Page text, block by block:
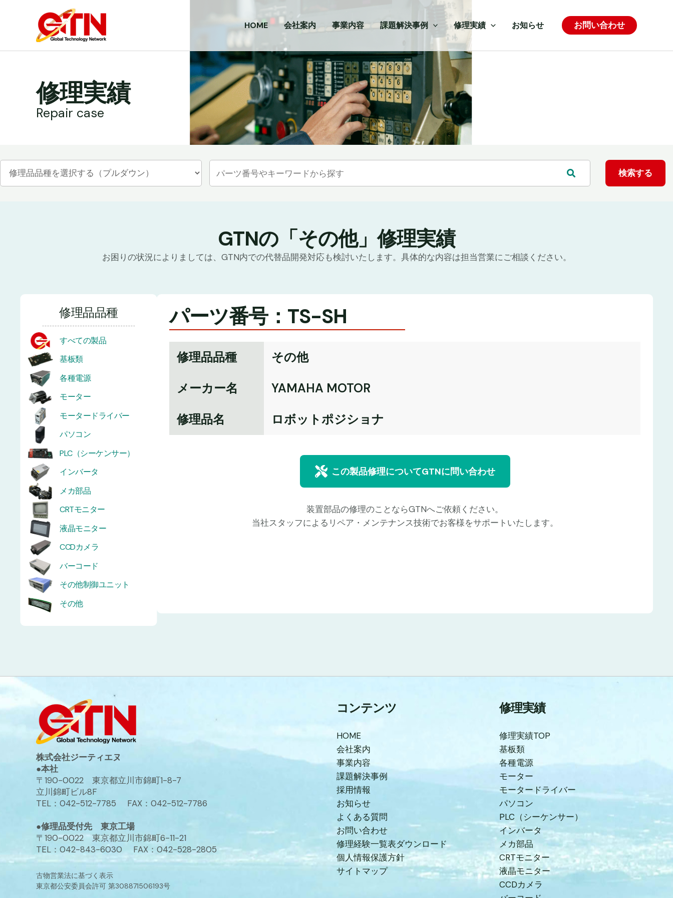
HOME 会社案内 事業内容 課題解決事例 修理実績 お知らせ お問い合わせ
修理実績
Repair case
GTNの「その他」修理実績
お困りの状況によりましては、GTN内での代替品開発対応も検討いたします。具体的な内容は担当営業にご相談ください。
修理品品種
すべての製品
基板類
各種電源
モーター
モータードライバー
パソコン
PLC（シーケンサー）
インバータ
メカ部品
CRTモニター
液晶モニター
CCDカメラ
バーコード
その他制御ユニット
その他
パーツ番号：TS-SH
修理品品種
その他
メーカー名
YAMAHA MOTOR
修理品名
ロボットポジショナ
この製品修理についてGTNに問い合わせ
装置部品の修理のことならGTNへご依頼ください。
当社スタッフによるリペア・メンテナンス技術でお客様をサポートいたします。
株式会社ジーティエヌ
●本社
〒190-0022 東京都立川市錦町1-8-7
立川錦町ビル8F
TEL：042-512-7785 FAX：042-512-7786
●修理品受付先 東京工場
〒190-0022 東京都立川市錦町6-11-21
TEL：042-843-6030 FAX：042-528-2805
古物営業法に基づく表示
東京都公安委員会許可 第308871506193号
コンテンツ
HOME
会社案内
事業内容
課題解決事例
採用情報
お知らせ
よくある質問
お問い合わせ
修理経験一覧表ダウンロード
個人情報保護方針
サイトマップ
修理実績
修理実績TOP
基板類
各種電源
モーター
モータードライバー
パソコン
PLC（シーケンサー）
インバータ
メカ部品
CRTモニター
液晶モニター
CCDカメラ